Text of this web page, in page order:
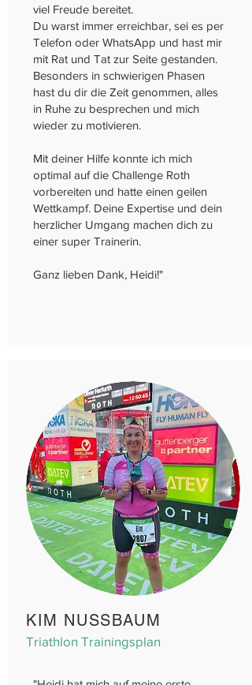
viel Freude bereitet.
Du warst immer erreichbar, sei es per
Telefon oder WhatsApp und hast mir
mit Rat und Tat zur Seite gestanden.
Besonders in schwierigen Phasen
hast du dir die Zeit genommen, alles
in Ruhe zu besprechen und mich
wieder zu motivieren.
Mit deiner Hilfe konnte ich mich
optimal auf die Challenge Roth
vorbereiten und hatte einen geilen
Wettkampf. Deine Expertise und dein
herzlicher Umgang machen dich zu
einer super Trainerin.
Ganz lieben Dank, Heidi!"
KIM NUSSBAUM
Triathlon Trainingsplan